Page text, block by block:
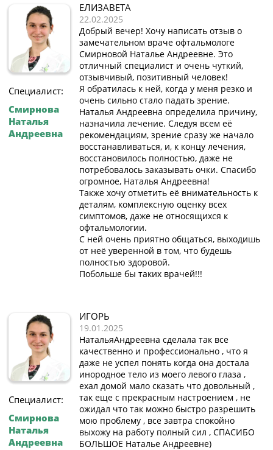
Специалист:
Смирнова
Наталья
Андреевна
ЕЛИЗАВЕТА
22.02.2025
Добрый вечер! Хочу написать отзыв о
замечательном враче офтальмологе
Смирновой Наталье Андреевне. Это
отличный специалист и очень чуткий,
отзывчивый, позитивный человек!
Я обратилась к ней, когда у меня резко и
очень сильно стало падать зрение.
Наталья Андреевна определила причину,
назначила лечение. Следуя всем еë
рекомендациям, зрение сразу же начало
восстанавливаться, и, к концу лечения,
восстановилось полностью, даже не
потребовалось заказывать очки. Спасибо
огромное, Наталья Андреевна!
Также хочу отметить еë внимательность к
деталям, комплексную оценку всех
симптомов, даже не относящихся к
офтальмологии.
С ней очень приятно общаться, выходишь
от неë уверенной в том, что будешь
полностью здоровой.
Побольше бы таких врачей!!!
Специалист:
Смирнова
Наталья
Андреевна
ИГОРЬ
19.01.2025
НатальяАндреевна сделала так все
качественно и профессионально , что я
даже не успел понять когда она достала
инородное тело из моего левого глаза ,
ехал домой мало сказать что довольный ,
так еще с прекрасным настроением , не
ожидал что так можно быстро разрешить
мою проблему , все завтра спокойно
выхожу на работу полный сил , СПАСИБО
БОЛЬШОЕ Наталье Андреевне)